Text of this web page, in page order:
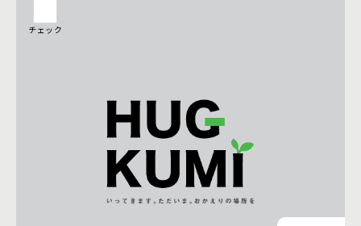
チェック